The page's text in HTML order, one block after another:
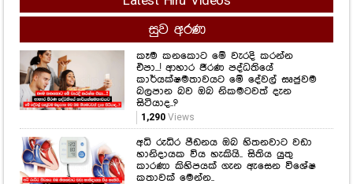
සුව අරණ
කෑම කනකොට මේ වැරදි කරන්න
එපා...! ආහාර ජීරණ පද්ධතියේ
කාර්යක්ෂමතාවයට මේ දේවල් සෘජුවම
බලපාන බව ඔබ නිකමටවත් දැන
සිටියාද..?
1,290Views
අධි රුධිර පීඩනය ඔබ හිතනවාට වඩා
හානිදායක විය හැකියි.. සිතිය යුතු
කාරණා කිහිපයක් ගැන ඇසෙන විශේෂ
කතාවක් මෙන්න..